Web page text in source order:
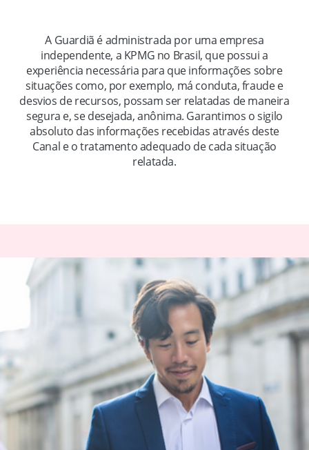
A Guardiã é administrada por uma empresa
independente, a KPMG no Brasil, que possui a
experiência necessária para que informações sobre
situações como, por exemplo, má conduta, fraude e
desvios de recursos, possam ser relatadas de maneira
segura e, se desejada, anônima. Garantimos o sigilo
absoluto das informações recebidas através deste
Canal e o tratamento adequado de cada situação
relatada.